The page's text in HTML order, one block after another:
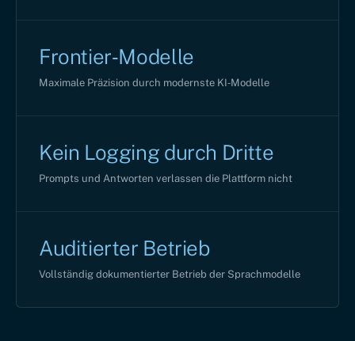
Frontier‑Modelle
Maximale Präzision durch modernste KI‑Modelle
Kein Logging durch Dritte
Prompts und Antworten verlassen die Plattform nicht
Auditierter Betrieb
Vollständig dokumentierter Betrieb der Sprachmodelle